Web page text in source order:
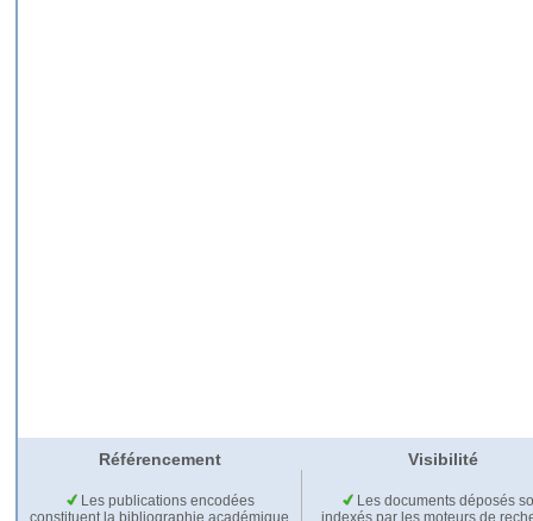
Référencement Visibilité
Les publications encodées
Les documents déposés